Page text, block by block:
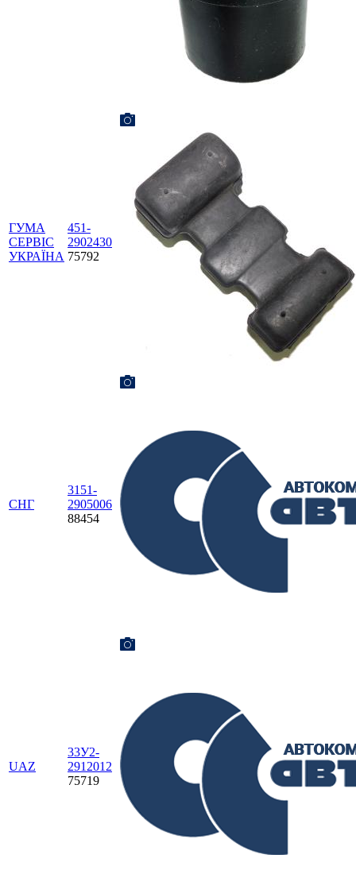
ГУМА
СЕРВІС
УКРАЇНА
451-
2902430
75792
СНГ
3151-
2905006
88454
UAZ
33У2-
2912012
75719